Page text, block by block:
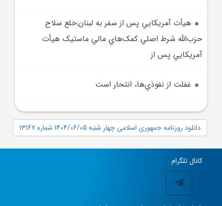
هيأت آمريکايي پس از سفر به لبنان:خلع سلاح
حزب‌الله شرط اصلي کمک‌هاي مالي ماستيک هيأت
آمريکايي پس از
غفلت از نفوذي‌ها، انتحار است
دانلود روزنامه جمهوری اسلامی چهار شنبه 1404/06/05 شماره 13167
کانال تلگرام